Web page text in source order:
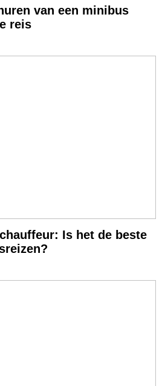
van een minibus
reis
Is het de beste